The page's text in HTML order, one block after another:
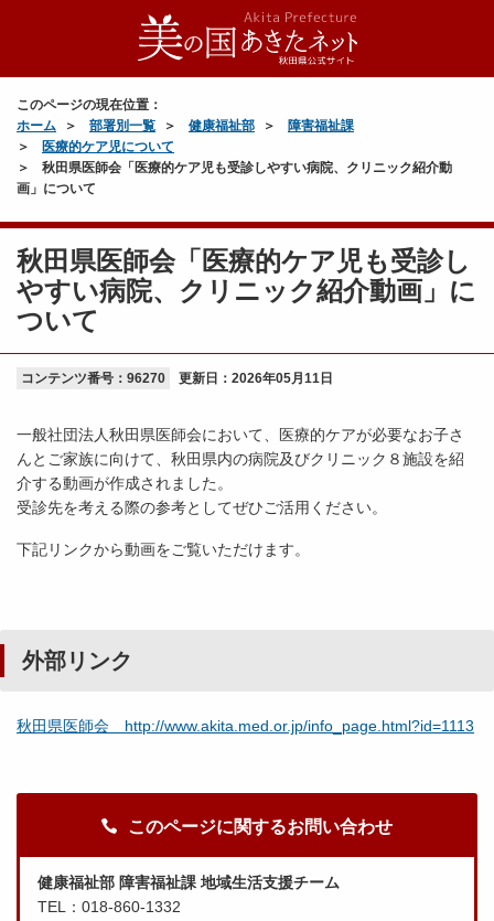
このページの現在位置：
ホーム
部署別一覧 健康福祉部
障害福祉課
医療的ケア児について
秋田県医師会「医療的ケア児も受診しやすい病院、クリニック紹介動
画」について
秋田県医師会「医療的ケア児も受診し
やすい病院、クリニック紹介動画」に
ついて
コンテンツ番号：96270 更新日： 2026年05月11日
一般社団法人秋田県医師会において、医療的ケアが必要なお子さ
んとご家族に向けて、秋田県内の病院及びクリニック８施設を紹
介する動画が作成されました。
受診先を考える際の参考としてぜひご活用ください。
下記リンクから動画をご覧いただけます。
外部リンク
秋田県医師会 http://www.akita.med.or.jp/info_page.html?id=1113
このページに関するお問い合わせ
健康福祉部 障害福祉課 地域生活支援チーム
TEL：018-860-1332